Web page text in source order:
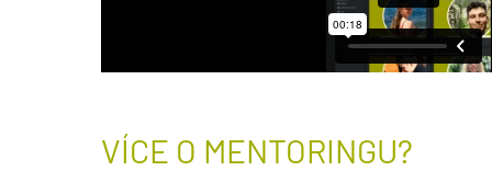
VÍCE O MENTORINGU?